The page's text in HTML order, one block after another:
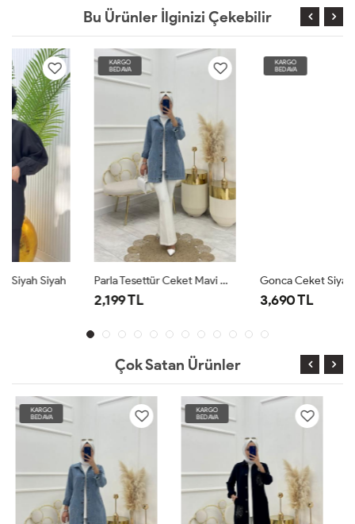
Bu Ürünler İlginizi Çekebilir
KARGO
BEDAVA
Parla Tesettür Ceket Mavi Mavi
KARGO
BEDAVA
Gonca Ceket Siyah
Çok Satan Ürünler
KARGO
BEDAVA
KARGO
BEDAVA